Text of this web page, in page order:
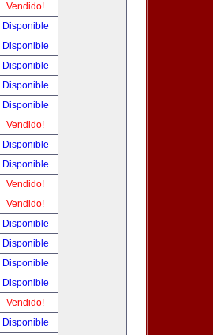
Vendido!
Disponible
Disponible
Disponible
Disponible
Disponible
Vendido!
Disponible
Disponible
Vendido!
Vendido!
Disponible
Disponible
Disponible
Disponible
Vendido!
Disponible